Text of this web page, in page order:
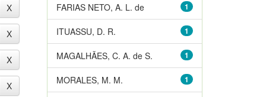
1
FARIAS NETO, A. L. de
1
ITUASSU, D. R.
1
MAGALHÃES, C. A. de S.
1
MORALES, M. M.